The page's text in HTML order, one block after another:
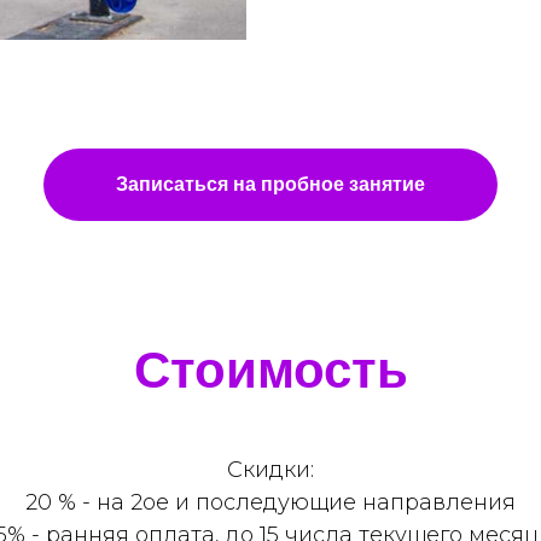
Записаться на пробное занятие
Стоимость
Скидки:
20 % - на 2ое и последующие направления
- ранняя оплата, до 15 числа текущего